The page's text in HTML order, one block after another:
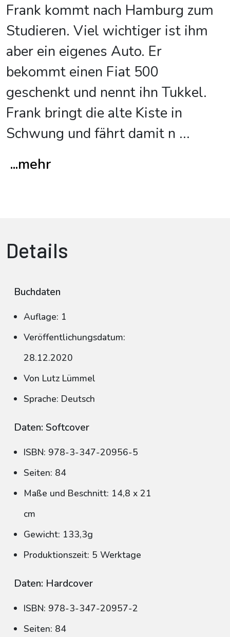
Frank kommt nach Hamburg zum
Studieren. Viel wichtiger ist ihm
aber ein eigenes Auto. Er
bekommt einen Fiat 500
geschenkt und nennt ihn Tukkel.
Frank bringt die alte Kiste in
Schwung und fährt damit n ...
...mehr
Details
Buchdaten
Auflage: 1
Veröffentlichungsdatum:
28.12.2020
Von Lutz Lümmel
Sprache: Deutsch
Daten: Softcover
ISBN: 978-3-347-20956-5
Seiten: 84
Maße und Beschnitt: 14,8 x 21
cm
Gewicht: 133,3g
Produktionszeit: 5 Werktage
Daten: Hardcover
ISBN: 978-3-347-20957-2
Seiten: 84